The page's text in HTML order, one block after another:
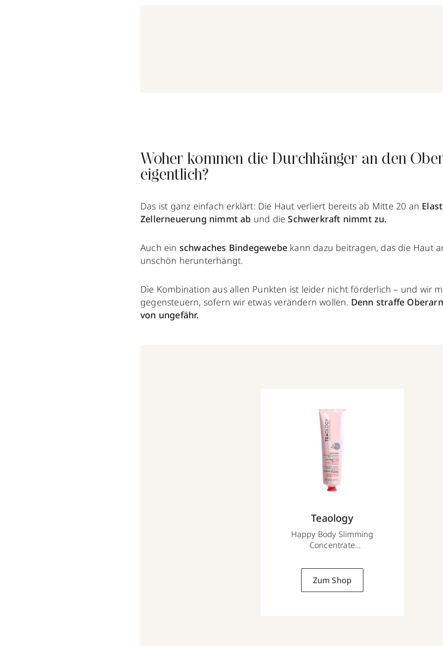
Woher kommen die Durchhänger an den
eigentlich?
Das ist ganz einfach erklärt: Die Haut verliert bereits ab Mitte 20 an
Zellerneuerung nimmt ab und die Schwerkraft nimmt zu.
Auch ein schwaches Bindegewebe kann dazu beitragen, das die Haut
unschön herunterhängt.
Die Kombination aus allen Punkten ist leider nicht förderlich – und wir
gegensteuern, sofern wir etwas verändern wollen. Denn straffe
von ungefähr.
Teaology
Happy Body Slimming
Concentrate
Zum Shop